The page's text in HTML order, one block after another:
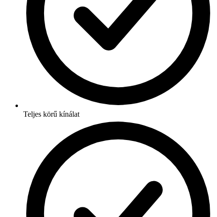
Teljes körű kínálat